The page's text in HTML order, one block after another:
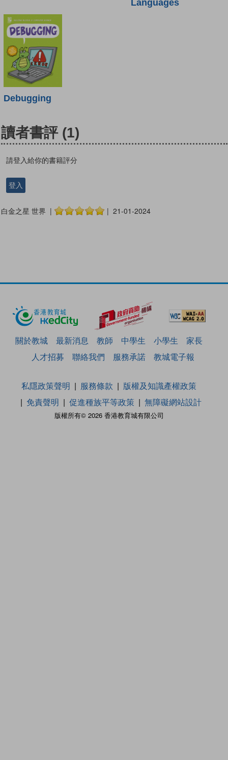
Languages
Debugging
讀者書評 (1)
請登入給你的書籍評分
登入
白金之星 世界 | | 21-01-2024
關於教城 最新消息 教師 中學生 小學生
家長
人才招募
聯絡我們 服務承諾 教城電子報
版權所有© 2026 香港教育城有限公司
私隱政策聲明 服務條款
版權及知識產權政策
免責聲明
促進種族平等政策 無障礙網站設計